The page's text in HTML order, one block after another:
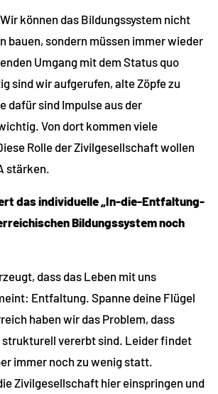
können das Bildungssystem nicht
bauen, sondern müssen immer wieder
Umgang mit dem Status quo
sind wir aufgerufen, alte Zöpfe zu
dafür sind Impulse aus der
Von dort kommen viele
Rolle der Zivilgesellschaft wollen
stärken.
das individuelle „In-die-Entfaltung-
Bildungssystem noch
dass das Leben mit uns
Entfaltung. Spanne deine Flügel
haben wir das Problem, dass
vererbt sind. Leider findet
immer noch zu wenig statt.
Zivilgesellschaft hier einspringen und